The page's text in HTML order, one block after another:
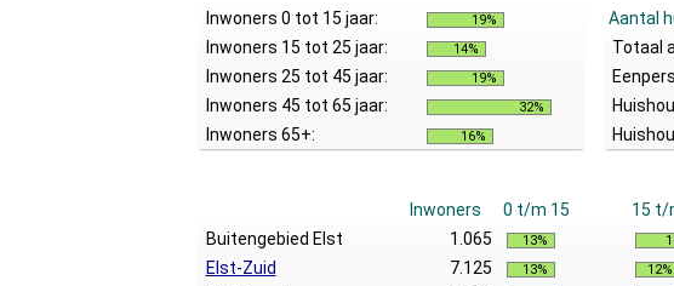
Inwoners 0 tot 15 jaar: 19%
Inwoners 15 tot 25 jaar: 14%
Inwoners 25 tot 45 jaar: 19%
Inwoners 45 tot 65 jaar: 32%
Inwoners 65+: 16%
Aantal
Totaal
Inwoners 0 t/m 15 15 t/
Buitengebied Elst
1.065 13%
Elst-Zuid 7.125 13% 12%